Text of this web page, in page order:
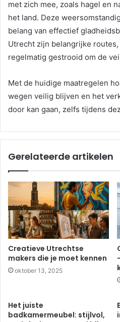
met zich mee, zoals hagel en
het land. Deze
belang van effectief
Utrecht zijn belangrijke routes,
regelmatig gestrooid om de
Met de huidige maatregelen
wegen veilig blijven en het
door kan gaan, zelfs tijdens
Gerelateerde artikelen
Creatieve Utrechtse
makers die je moet kennen
oktober 13, 2025
Het juiste
badkamermeubel: stijlvol,